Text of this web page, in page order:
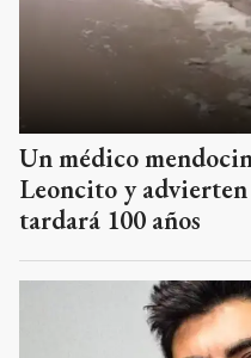
Un médico
Leoncito y
tardará 100 años